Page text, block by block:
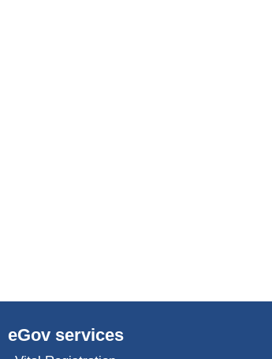
eGov services